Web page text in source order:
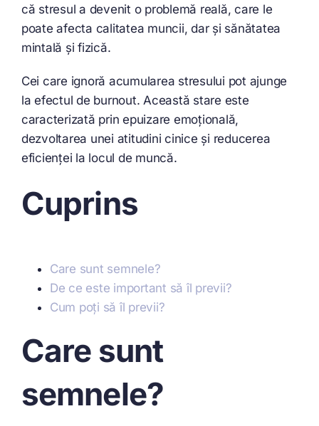
că stresul a devenit o problemă reală, care le
poate afecta calitatea muncii, dar și sănătatea
mintală și fizică.
Cei care ignoră acumularea stresului pot ajunge
la efectul de burnout. Această stare este
caracterizată prin epuizare emoțională,
dezvoltarea unei atitudini cinice și reducerea
eficienței la locul de muncă.
Cuprins
Care sunt semnele?
De ce este important să îl previi?
Cum poți să îl previi?
Care sunt
semnele?